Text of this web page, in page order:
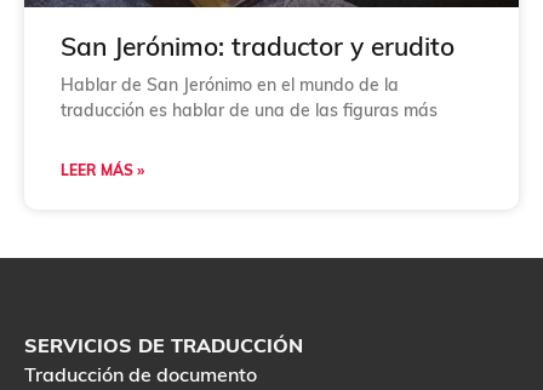
San Jerónimo: traductor y erudito
Hablar de San Jerónimo en el mundo de la
traducción es hablar de una de las figuras más
LEER MÁS »
SERVICIOS DE TRADUCCIÓN
Traducción de documento